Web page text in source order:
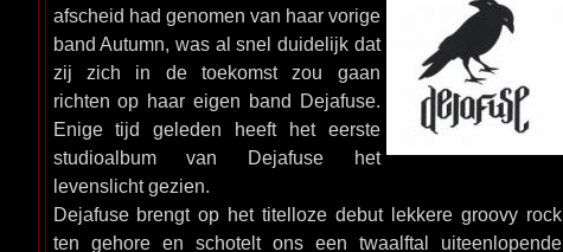
afscheid had genomen van haar vorige
band Autumn, was al snel duidelijk dat
zij zich in de toekomst zou gaan
richten op haar eigen band Dejafuse.
Enige tijd geleden heeft het eerste
studioalbum van Dejafuse het
levenslicht gezien.
Dejafuse brengt op het titelloze debut lekkere groovy rock
ten gehore en schotelt ons een twaalftal uiteenlopende